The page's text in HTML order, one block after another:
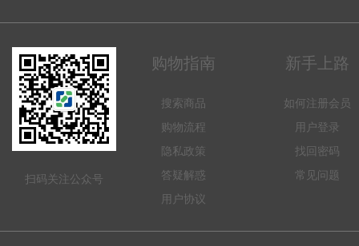
扫码关注公众号
购物指南
搜索商品
购物流程
隐私政策
答疑解惑
用户协议
新手上路
如何注册会员
用户登录
找回密码
常见问题